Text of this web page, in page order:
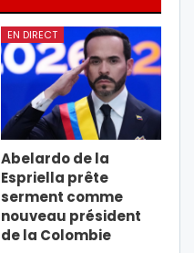
EN DIRECT
Abelardo de la
Espriella prête
serment comme
nouveau président
de la Colombie